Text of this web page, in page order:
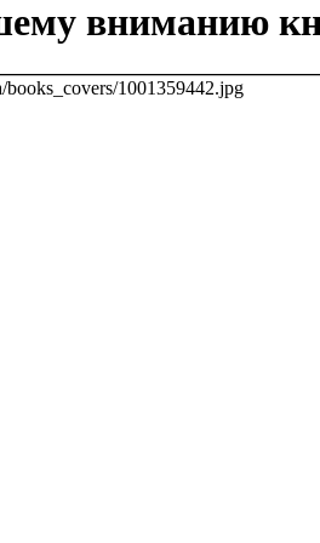
вниманию